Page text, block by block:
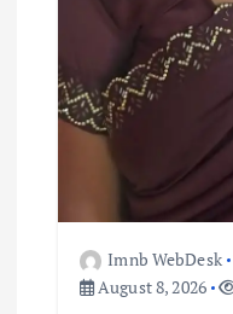
Imnb WebDesk
August 8, 2026